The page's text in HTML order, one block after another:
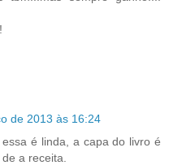
de 2013 às 16:24
é linda, a capa do livro é
a receita.